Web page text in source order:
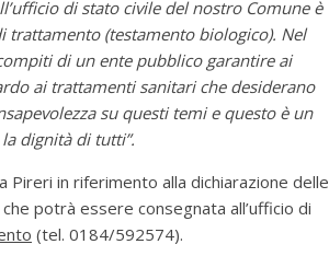
di stato civile del nostro Comune è
trattamento (testamento biologico). Nel
di un ente pubblico garantire ai
ai trattamenti sanitari che desiderano
su questi temi e questo è un
dignità di tutti”.
Pireri in riferimento alla dichiarazione delle
potrà essere consegnata all’ufficio di
(tel. 0184/592574).